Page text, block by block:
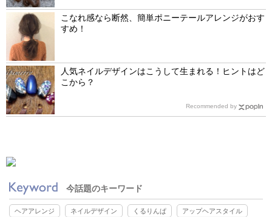
こなれ感なら断然、簡単ポニーテールアレンジがおす
すめ！
人気ネイルデザインはこうして生まれる！ヒントはど
こから？
Recommended by
今話題のキーワード
ヘアアレンジ ネイルデザイン くるりんぱ アップヘアスタイル